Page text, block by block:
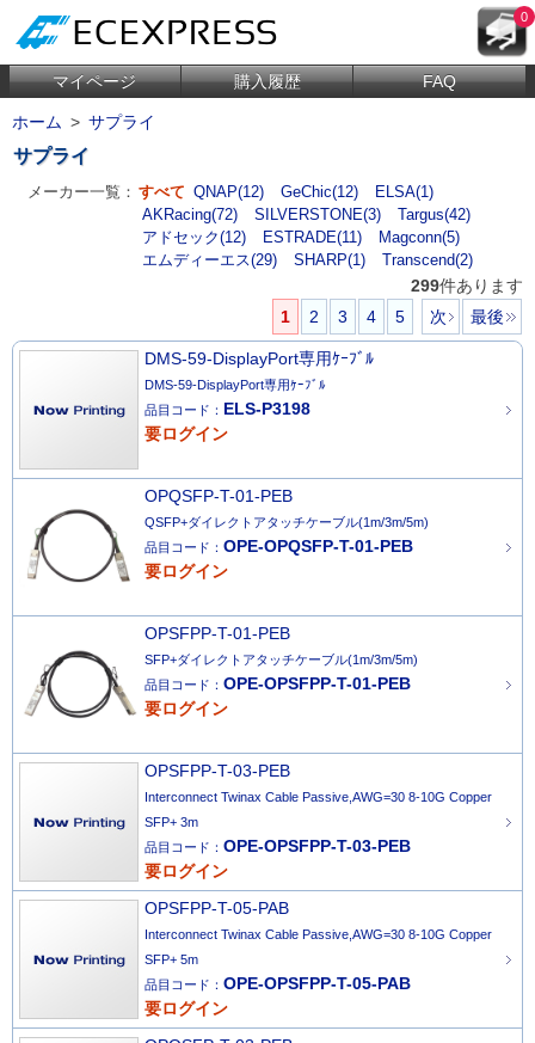
0
マイページ 購入履歴 FAQ
ホーム > サプライ
サプライ
メーカー一覧： すべて QNAP(12) GeChic(12)
ELSA(1)
AKRacing(72)
SILVERSTONE(3)
Targus(42)
アドセック(12)
ESTRADE(11)
Magconn(5)
エムディーエス(29)
SHARP(1) Transcend(2)
299件あります
1
2 3 4 5 次 最後
DMS-59-DisplayPort専用ｹｰﾌﾞﾙ
DMS-59-DisplayPort専用ｹｰﾌﾞﾙ
品目コード： ELS-P3198
要ログイン
OPQSFP-T-01-PEB
QSFP+ダイレクトアタッチケーブル(1m/3m/5m)
品目コード： OPE-OPQSFP-T-01-PEB
要ログイン
OPSFPP-T-01-PEB
SFP+ダイレクトアタッチケーブル(1m/3m/5m)
品目コード： OPE-OPSFPP-T-01-PEB
要ログイン
OPSFPP-T-03-PEB
Interconnect Twinax Cable Passive,AWG=30 8-10G Copper
SFP+ 3m
品目コード： OPE-OPSFPP-T-03-PEB
要ログイン
OPSFPP-T-05-PAB
Interconnect Twinax Cable Passive,AWG=30 8-10G Copper
SFP+ 5m
品目コード： OPE-OPSFPP-T-05-PAB
要ログイン